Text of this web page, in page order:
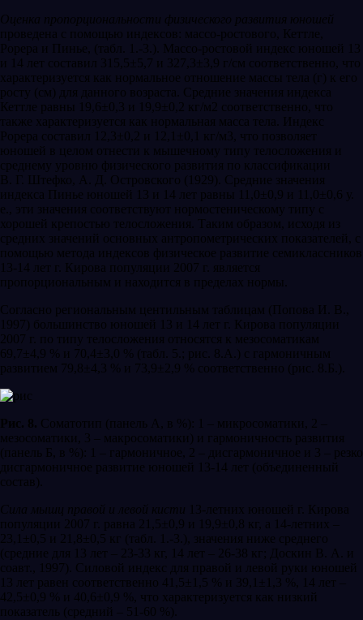
Оценка пропорциональности физического развития юношей
проведена с помощью индексов: массо-ростового, Кеттле,
Рорера и Пинье, (табл. 1.-3.). Массо-ростовой индекс юношей 13
и 14 лет составил 315,5±5,7 и 327,3±3,9 г/см соответственно, что
характеризуется как нормальное отношение массы тела (г) к его
росту (см) для данного возраста. Средние значения индекса
Кеттле равны 19,6±0,3 и 19,9±0,2 кг/м2 соответственно, что
также характеризуется как нормальная масса тела. Индекс
Рорера составил 12,3±0,2 и 12,1±0,1 кг/м3, что позволяет
юношей в целом отнести к мышечному типу телосложения и
среднему уровню физического развития по классификации
В. Г. Штефко, А. Д. Островского (1929). Средние значения
индекса Пинье юношей 13 и 14 лет равны 11,0±0,9 и 11,0±0,6 у.
е., эти значения соответствуют нормостеническому типу с
хорошей крепостью телосложения. Таким образом, исходя из
средних значений основных антропометрических показателей, с
помощью метода индексов физическое развитие семиклассников
13-14 лет г. Кирова популяции 2007 г. является
пропорциональным и находится в пределах нормы.
Согласно региональным центильным таблицам (Попова И. В.,
1997) большинство юношей 13 и 14 лет г. Кирова популяции
2007 г. по типу телосложения относятся к мезосоматикам
69,7±4,9 % и 70,4±3,0 % (табл. 5.; рис. 8.А.) с гармоничным
развитием 79,8±4,3 % и 73,9±2,9 % соответственно (рис. 8.Б.).
Рис. 8. Соматотип (панель А, в %): 1 – микросоматики, 2 –
мезосоматики, 3 – макросоматики) и гармоничность развития
(панель Б, в %): 1 – гармоничное, 2 – дисгармоничное и 3 – резко
дисгармоничное развитие юношей 13-14 лет (объединенный
состав).
Сила мышц правой и левой кисти 13-летних юношей г. Кирова
популяции 2007 г. равна 21,5±0,9 и 19,9±0,8 кг, а 14-летних –
23,1±0,5 и 21,8±0,5 кг (табл. 1.-3.), значения ниже среднего
(средние для 13 лет – 23-33 кг, 14 лет – 26-38 кг; Доскин В. А. и
соавт., 1997). Силовой индекс для правой и левой руки юношей
13 лет равен соответственно 41,5±1,5 % и 39,1±1,3 %, 14 лет –
42,5±0,9 % и 40,6±0,9 %, что характеризуется как низкий
показатель (средний – 51-60 %).